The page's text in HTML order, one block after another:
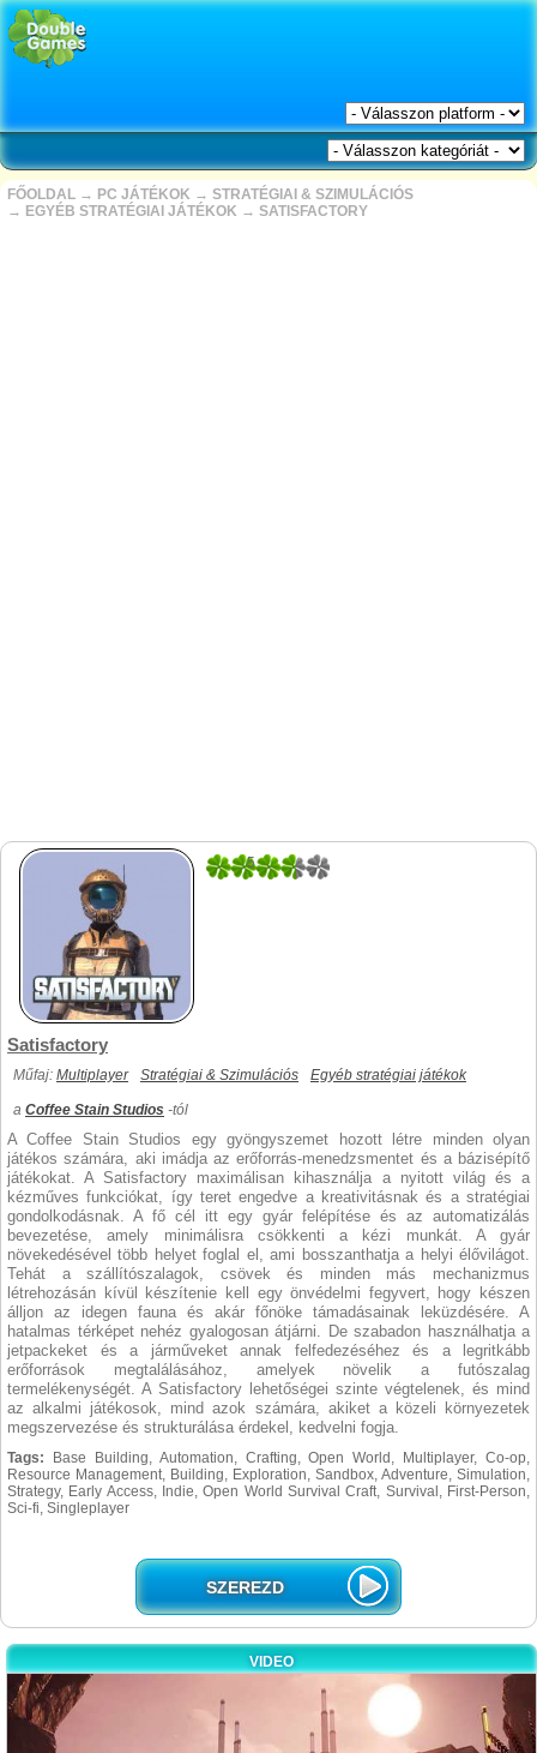
FŐOLDAL → PC JÁTÉKOK → STRATÉGIAI & SZIMULÁCIÓS
→ EGYÉB STRATÉGIAI JÁTÉKOK → SATISFACTORY
5
Satisfactory
Műfaj: Multiplayer Stratégiai & Szimulációs Egyéb stratégiai játékok
a Coffee Stain Studios -tól
A Coffee Stain Studios egy gyöngyszemet hozott létre minden olyan
játékos számára, aki imádja az erőforrás-menedzsmentet és a bázisépítő
játékokat. A Satisfactory maximálisan kihasználja a nyitott világ és a
kézműves funkciókat, így teret engedve a kreativitásnak és a stratégiai
gondolkodásnak. A fő cél itt egy gyár felépítése és az automatizálás
bevezetése, amely minimálisra csökkenti a kézi munkát. A gyár
növekedésével több helyet foglal el, ami bosszanthatja a helyi élővilágot.
Tehát a szállítószalagok, csövek és minden más mechanizmus
létrehozásán kívül készítenie kell egy önvédelmi fegyvert, hogy készen
álljon az idegen fauna és akár főnöke támadásainak leküzdésére. A
hatalmas térképet nehéz gyalogosan átjárni. De szabadon használhatja a
jetpackeket és a járműveket annak felfedezéséhez és a legritkább
erőforrások megtalálásához, amelyek növelik a futószalag
termelékenységét. A Satisfactory lehetőségei szinte végtelenek, és mind
az alkalmi játékosok, mind azok számára, akiket a közeli környezetek
megszervezése és strukturálása érdekel, kedvelni fogja.
Tags: Base Building, Automation, Crafting, Open World, Multiplayer, Co-op,
Resource Management, Building, Exploration, Sandbox, Adventure, Simulation,
Strategy, Early Access, Indie, Open World Survival Craft, Survival, First-Person,
Sci-fi, Singleplayer
SZEREZD
VIDEO